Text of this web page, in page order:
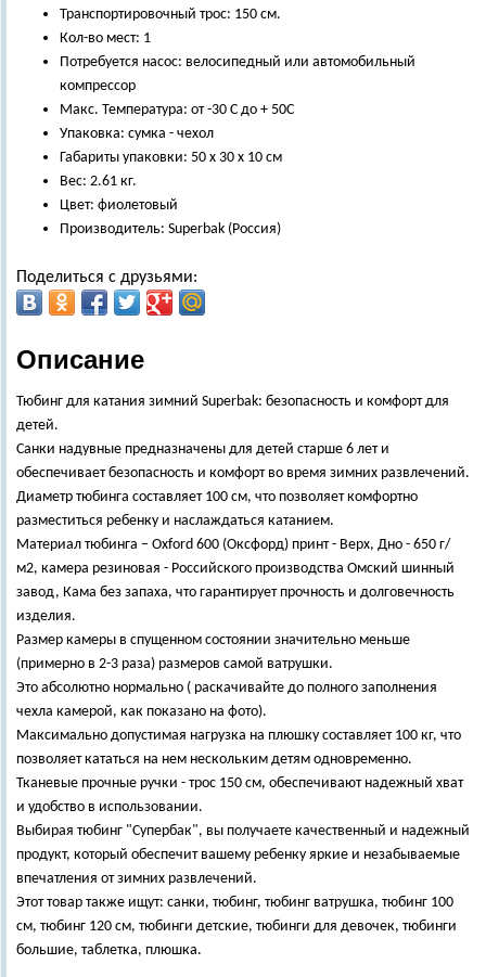
Транспортировочный трос: 150 см.
Кол-во мест: 1
Потребуется насос: велосипедный или автомобильный
компрессор
Макс. Температура: от -30 С до + 50С
Упаковка: сумка - чехол
Габариты упаковки: 50 x 30 x 10 см
Вес: 2.61 кг.
Цвет: фиолетовый
Производитель: Superbak (Россия)
Поделиться с друзьями:
Описание
Тюбинг для катания зимний Superbak: безопасность и комфорт для
детей.
Санки надувные предназначены для детей старше 6 лет и
обеспечивает безопасность и комфорт во время зимних развлечений.
Диаметр тюбинга составляет 100 см, что позволяет комфортно
разместиться ребенку и наслаждаться катанием.
Материал тюбинга – Oxford 600 (Оксфорд) принт - Верх, Дно - 650 г/
м2, камера резиновая - Российского производства Омский шинный
завод, Кама без запаха, что гарантирует прочность и долговечность
изделия.
Размер камеры в спущенном состоянии значительно меньше
(примерно в 2-3 раза) размеров самой ватрушки.
Это абсолютно нормально ( раскачивайте до полного заполнения
чехла камерой, как показано на фото).
Максимально допустимая нагрузка на плюшку составляет 100 кг, что
позволяет кататься на нем нескольким детям одновременно.
Тканевые прочные ручки - трос 150 см, обеспечивают надежный хват
и удобство в использовании.
Выбирая тюбинг "Супербак", вы получаете качественный и надежный
продукт, который обеспечит вашему ребенку яркие и незабываемые
впечатления от зимних развлечений.
Этот товар также ищут: санки, тюбинг, тюбинг ватрушка, тюбинг 100
см, тюбинг 120 см, тюбинги детские, тюбинги для девочек, тюбинги
большие, таблетка, плюшка.